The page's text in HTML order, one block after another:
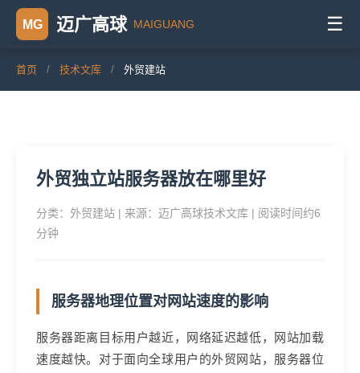
MG 迈广高球 MAIGUANG ☰
首页 / 技术文库 / 外贸建站
外贸独立站服务器放在哪里好
分类：外贸建站 | 来源：迈广高球技术文库 | 阅读时间约6
分钟
服务器地理位置对网站速度的影响
服务器距离目标用户越近，网络延迟越低，网站加载
速度越快。对于面向全球用户的外贸网站，服务器位